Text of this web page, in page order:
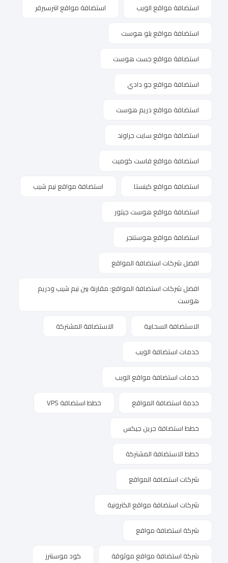
استضافة مواقع الويب استضافة مواقع انترسيرفر
استضافة مواقع بلو هوست
استضافة مواقع جست هوست
استضافة مواقع جو دادي
استضافة مواقع دريم هوست
استضافة مواقع سايت جراوند
استضافة مواقع فاست كوميت
استضافة مواقع كينستا استضافة مواقع نيم شيب
استضافة مواقع هوست جيتور
استضافة مواقع هوستنجر
افضل شركات استضافة المواقع
افضل شركات استضافة المواقع: مقارنة بين نيم شيب ودريم
هوست
الاستضافة السحابية الاستضافة المشتركة
خدمات استضافة الويب
خدمات استضافة مواقع الويب
خدمة استضافة المواقع خطط استضافة VPS
خطط استضافة جرين جيكس
خطط الاستضافة المشتركة
شركات استضافة المواقع
شركات استضافة مواقع الكترونية
شركة استضافة مواقع
شركة استضافة مواقع موثوقة كود موسنترز